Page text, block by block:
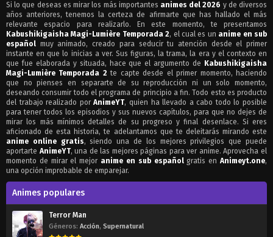
Si lo que deseas es mirar los más importantes animes del 2026 y de diversos
años anteriores, tenemos la certeza de afirmarte que has hallado el más
relevante espacio para realizarlo. En este momento, te presentamos
Kabushikigaisha Magi-Lumière Temporada 2, el cual es un anime en sub
español muy animado, creado para seducir tu atención desde el primer
instante en que lo inicias a ver. Sus figuras, la trama, la era y el contexto en
que fue elaborada y situada, hace que el argumento de
Kabushikigaisha
Magi-Lumière Temporada 2 te capte desde el primer momento, haciendo
que no pienses en separarte de su reproducción ni un solo momento,
deseando consumir todo el programa de principio a fin. Todo esto es producto
del trabajo realizado porAnimeYT, quien ha llevado a cabo todo lo posible
para tener todos los episodios y sus nuevos capítulos, para que no dejes de
mirar los más mínimos detalles de su progreso y final desenlace. Si eres
aficionado de esta historia, te adelantamos que te deleitarás mirando este
anime online gratis, siendo una de los mejores privilegios que puede
aportarte AnimeYT, una de las mejores páginas para ver anime. Aprovecha el
momento de mirar el mejor anime en sub españolgratis enAnimeyt.one,
una opción improbable de emparejar.
Animes populares
Terror Man
Géneros: Acción, Supernatural